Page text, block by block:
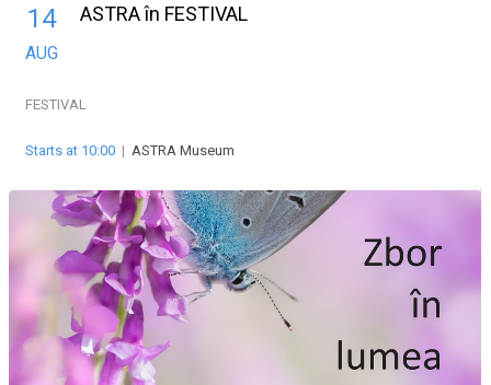
14
AUG
ASTRA în FESTIVAL
FESTIVAL
Starts at 10:00 | ASTRA Museum